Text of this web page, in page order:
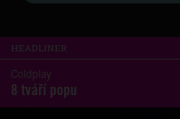
HEADLINER
Coldplay
8 tváří popu